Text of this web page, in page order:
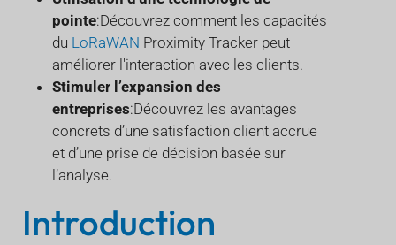
pointe:Découvrez comment les capacités
du LoRaWAN Proximity Tracker peut
améliorer l'interaction avec les clients.
Stimuler l’expansion des
entreprises:Découvrez les avantages
concrets d’une satisfaction client accrue
et d’une prise de décision basée sur
l’analyse.
Introduction